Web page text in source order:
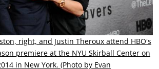
right, and Justin Theroux attend HBO's
premiere at the NYU Skirball Center on
in New York. (Photo by Evan